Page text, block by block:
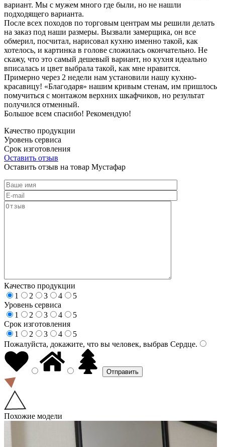
вариант. Мы с мужем много где были, но не нашли
подходящего варианта.
После всех походов по торговым центрам мы решили делать
на заказ под наши размеры. Вызвали замерщика, он все
обмерил, посчитал, нарисовал кухню именно такой, как
хотелось, и картинка в голове сложилась окончательно. Не
скажу, что это самый дешевый вариант, но кухня идеально
вписалась и цвет выбрала такой, как мне нравится.
Примерно через 2 недели нам установили нашу кухню-
красавицу! «Благодаря» нашим кривым стенам, им пришлось
помучиться с монтажом верхних шкафчиков, но результат
получился отменный.
Большое всем спасибо! Рекомендую!
Качество продукции
Уровень сервиса
Срок изготовления
Оставить отзыв
Оставить отзыв на товар Мустафар
Качество продукции
1
2 3 4
5
Уровень сервиса
1
2 3 4
5
Срок изготовления
1
2 3 4
5
Пожалуйста, докажите, что вы человек, выбрав Сердце.
Похожие модели